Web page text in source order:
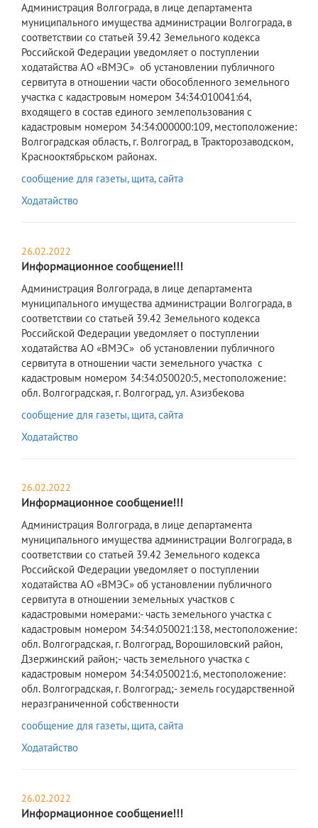
​Администрация Волгограда, в лице департамента
муниципального имущества администрации Волгограда, в
соответствии со статьей 39.42 Земельного кодекса
Российской Федерации уведомляет о поступлении
ходатайства АО «ВМЭС» об установлении публичного
сервитута в отношении части обособленного земельного
участка с кадастровым номером 34:34:010041:64,
входящего в состав единого землепользования с
кадастровым номером 34:34:000000:109, местоположение:
Волгоградская область, г. Волгоград, в Тракторозаводском,
Краснооктябрьском районах.
сообщение для газеты, щита, сайта
Ходатайство
26.02.2022
Информационное сообщение!!!
​Администрация Волгограда, в лице департамента
муниципального имущества администрации Волгограда, в
соответствии со статьей 39.42 Земельного кодекса
Российской Федерации уведомляет о поступлении
ходатайства АО «ВМЭС» об установлении публичного
сервитута в отношении части земельного участка с
кадастровым номером 34:34:050020:5, местоположение:
обл. Волгоградская, г. Волгоград, ул. Азизбекова
сообщение для газеты, щита, сайта
Ходатайство
26.02.2022
Информационное сообщение!!!
Администрация Волгограда, в лице департамента
муниципального имущества администрации Волгограда, в
соответствии со статьей 39.42 Земельного кодекса
Российской Федерации уведомляет о поступлении
ходатайства АО «ВМЭС» об установлении публичного
сервитута в отношении земельных участков с
кадастровыми номерами:- часть земельного участка с
кадастровым номером 34:34:050021:138, местоположение:
обл. Волгоградская, г. Волгоград, Ворошиловский район,
Дзержинский район;- часть земельного участка с
кадастровым номером 34:34:050021:6, местоположение:
обл. Волгоградская, г. Волгоград;- земель государственной
неразграниченной собственности
сообщение для газеты, щита, сайта
Ходатайство
26.02.2022
Информационное сообщение!!!